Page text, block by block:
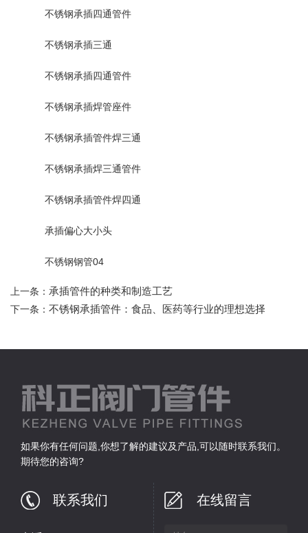
不锈钢承插四通管件
不锈钢承插三通
不锈钢承插四通管件
不锈钢承插焊管座件
不锈钢承插管件焊三通
不锈钢承插焊三通管件
不锈钢承插管件焊四通
承插偏心大小头
不锈钢钢管04
上一条： 承插管件的种类和制造工艺
下一条： 不锈钢承插管件：食品、医药等行业的理想选择
如果你有任何问题,你想了解的建议及产品,可以随时联系我们。
期待您的咨询?
联系我们 在线留言